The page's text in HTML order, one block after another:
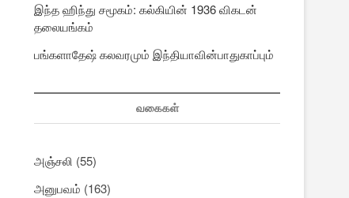
இந்த ஹிந்து சமூகம்: கல்கியின் 1936 விகடன்
தலையங்கம்
பங்களாதேஷ் கலவரமும் இந்தியாவின்பாதுகாப்பும்
வகைகள்
அஞ்சலி (55)
அனுபவம் (163)